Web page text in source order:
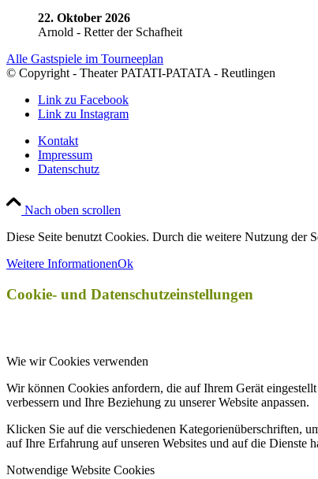
22. Oktober 2026
Arnold - Retter der Schafheit
Alle Gastspiele im Tourneeplan
© Copyright - Theater PATATI-PATATA - Reutlingen
Link zu Facebook
Link zu Instagram
Kontakt
Impressum
Datenschutz
Nach oben scrollen
Diese Seite benutzt Cookies. Durch die weitere Nutzung der
Weitere InformationenOk
Cookie- und Datenschutzeinstellungen
Wie wir Cookies verwenden
Wir können Cookies anfordern, die auf Ihrem Gerät
verbessern und Ihre Beziehung zu unserer Website anpassen.
Klicken Sie auf die verschiedenen Kategorienüberschriften,
auf Ihre Erfahrung auf unseren Websites und auf die Dienste
Notwendige Website Cookies